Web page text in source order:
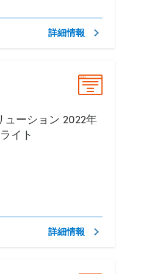
詳細情報
ューション 2022年
イト
詳細情報